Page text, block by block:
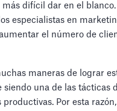
más difícil dar en el
especialistas en
el número de
maneras de lograr
siendo una de las tácticas
Por esta